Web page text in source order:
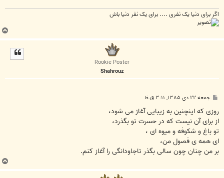
اگر برای دنیا یک نفری .... برای یک نفر دنیا باش
ب
ا
Rookie Poster
Shahrouz
پ
ت
جمعه ۲۲ دی ۱۳۸۵, ۳:۱۱ ق.ظ
روزی که اینچنین به زیبایی آغاز می شود،
از برای آن نیست که در حسرت تو بگذرد،
تو باغ و شکوفه و میوه ای ،
ای همه ی فصول من،
بر من چنان چون سالی بگذر تاجاودانگی را آغاز کنم.
ب
ا